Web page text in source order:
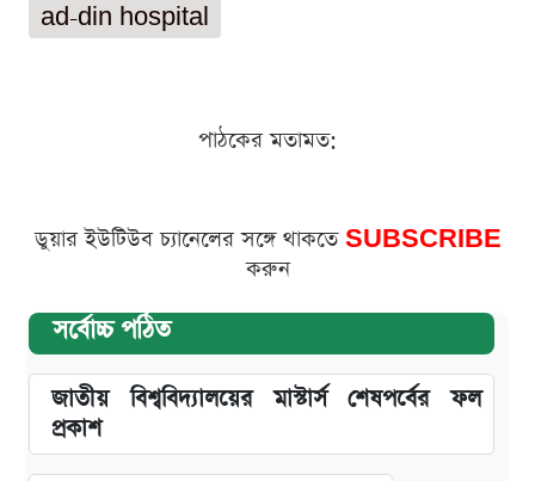
ad-din hospital
পাঠকের মতামত:
ডুয়ার ইউটিউব চ্যানেলের সঙ্গে থাকতে SUBSCRIBE
করুন
সর্বোচ্চ পঠিত
জাতীয় বিশ্ববিদ্যালয়ের মাস্টার্স শেষপর্বের ফল
প্রকাশ